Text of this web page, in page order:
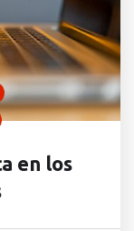
en los